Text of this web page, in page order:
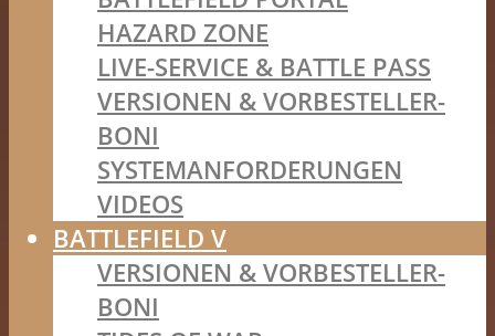
HAZARD ZONE
LIVE-SERVICE & BATTLE PASS
VERSIONEN & VORBESTELLER-
BONI
SYSTEMANFORDERUNGEN
VIDEOS
BATTLEFIELD V
VERSIONEN & VORBESTELLER-
BONI